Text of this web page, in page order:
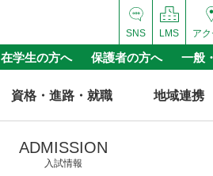
ア
LMS
SNS
在学生の方へ 保護者の方へ 一般
資格・進路・就職 地域連携
ADMISSION
入試情報